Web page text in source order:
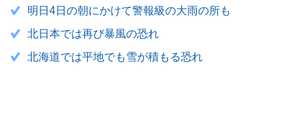
明日4日の朝にかけて警報級の大雨の所も
北日本では再び暴風の恐れ
北海道では平地でも雪が積もる恐れ